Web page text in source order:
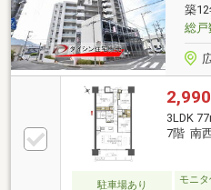
築
総戸
2,990
3LDK
7階 南
駐車場あり
モニ